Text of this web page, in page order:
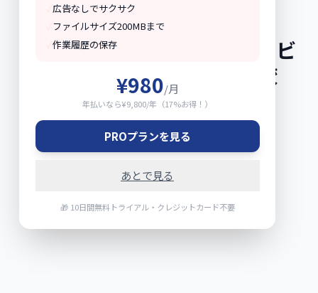
ChatGPT vs Claude vs
Gemini｜2026年版・日本のビ
ジネスで使い分ける完全比較
⏱5分で読める
広告なしでサクサク
ファイルサイズ200MBまで
作業履歴の保存
¥980/月
年払いなら¥9,800/年（17%お得！）
PROプランを見る
あとで見る
🎁 10日間無料トライアル・クレジットカード不要